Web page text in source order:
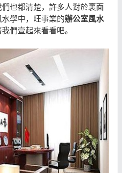
也都清楚，許多人對於裏面
學中，旺事業的辦公室風水
們壹起來看看吧。